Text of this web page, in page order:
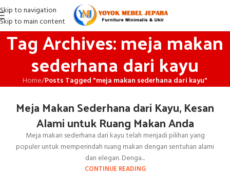
Skip to navigation
Skip to main content
Tag Archives: meja makan
sederhana dari kayu
Home/Posts Tagged "meja makan sederhana dari kayu"
Meja Makan Sederhana dari Kayu, Kesan
Alami untuk Ruang Makan Anda
Meja makan sederhana dari kayu telah menjadi pilihan yang
populer untuk memperindah ruang makan dengan sentuhan alami
dan elegan. Denga...
CONTINUE READING